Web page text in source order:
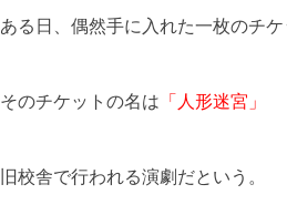
ある日、偶然手に入れた一枚のチ
そのチケットの名は 「人形迷宮」
旧校舎で行われる演劇だという。